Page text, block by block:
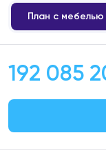
План с мебелью
192 085